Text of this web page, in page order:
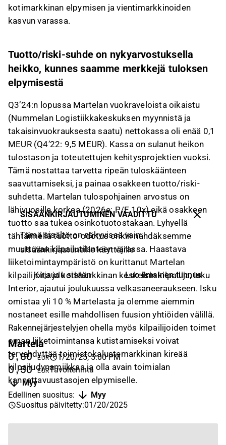
kotimarkkinan elpymisen ja vientimarkkinoiden
kasvun varassa.
Tuotto/riski-suhde on nykyarvostuksella
heikko, kunnes saamme merkkejä tuloksen
elpymisestä
Q3’24:n lopussa Martelan vuokraveloista oikaistu
(Nummelan Logistiikkakeskuksen myynnistä ja
takaisinvuokrauksesta saatu) nettokassa oli enää 0,1
MEUR (Q4’22: 9,5 MEUR). Kassa on sulanut heikon
tulostason ja toteutettujen kehitysprojektien vuoksi.
Tämä nostattaa tarvetta ripeän tuloskäänteen
saavuttamiseksi, ja painaa osakkeen tuotto/riski-
suhdetta. Martelan tulospohjainen arvostus on
lähivuosille korkea (2026e: P/E 10x) eikä osakkeen
tuotto saa tukea osinkotuotostakaan. Lyhyellä
tähtäimellä tuotto-odotus onkin nähdäksemme
muuttuvan kilpailutilanteen varassa. Haastava
liiketoimintaympäristö on kurittanut Martelan
kilpailijoita ja kotimarkkinan keskeisin kilpailija, Isku
Interior, ajautui joulukuussa velkasaneeraukseen. Isku
omistaa yli 10 % Martelasta ja olemme aiemmin
nostaneet esille mahdollisen fuusion yhtiöiden välillä.
Rakennejärjestelyjen ohella myös kilpailijoiden toimet
oman liiketoimintansa kutistamiseksi voivat
tervehdyttää toimistokalustemarkkinan kireää
kilpailudynamiikkaa ja olla avain toimialan
kannattavuustasojen elpymiselle.
SISÄÄNKIRJAUTUMINEN VAADITTU
Tämä sisältö on näkyvissä vain
sisäänkirjautuneille käyttäjille
Kirjaudu sisään Luo ilmainen tunnus
Martela
0,80 EUR 1/20/25, 5:00 PM
0,50 EURTavoitehinta
Myy
Edellinen suositus:
Myy
Suositus päivitetty:01/20/2025